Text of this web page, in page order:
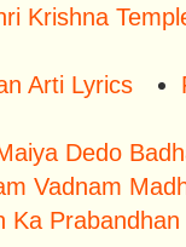
Krishna
Arti Lyrics
Dedo
Vadnam
Ka Prabandhan